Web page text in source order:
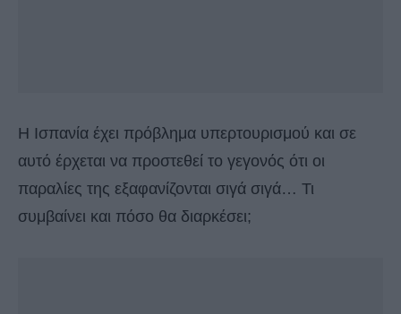
Η Ισπανία έχει πρόβλημα υπερτουρισμού και σε
αυτό έρχεται να προστεθεί το γεγονός ότι οι
παραλίες της εξαφανίζονται σιγά σιγά… Τι
συμβαίνει και πόσο θα διαρκέσει;